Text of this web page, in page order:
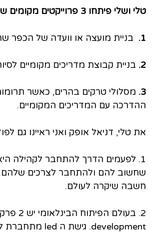
טלי ושלי פיתחו 3 פרוייקטים מקומים של תיירות מבוססת קהילה:
1.
בניית מועצה או וועדה של הכפר
2. בניית קבוצת מדריכים מקומיים
3. מסלולי טרקים בהרים, כאשר
ההדרכה עם המדריכים המקומיים.
את טלי, דניאל אופק ואני ראיינו גם
1. לפעמים הדרך להתחבר
שחשוב להם ולהתחבר לצרכים
חשבה שיקרה לעולם.
development. גישת ה led מתחברת לצרכים של הקהילה ופועלת יחד איתה ולא עבורה.